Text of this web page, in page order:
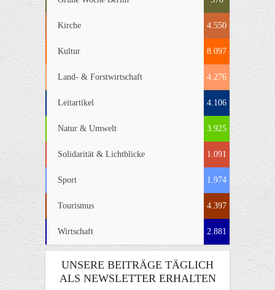
Kirche 4.550
Kultur 8.097
Land- & Forstwirtschaft 4.276
Leitartikel 4.106
Natur & Umwelt 3.925
Solidarität & Lichtblicke 1.091
Sport 1.974
Tourismus 4.397
Wirtschaft 2.881
UNSERE BEITRÄGE TÄGLICH
ALS NEWSLETTER ERHALTEN